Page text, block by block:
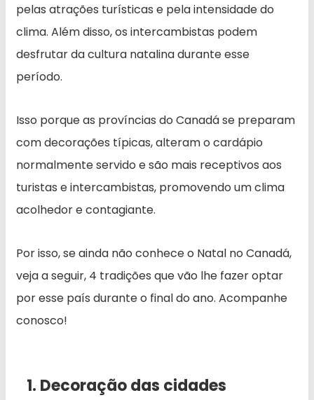
pelas atrações turísticas e pela intensidade do
clima. Além disso, os intercambistas podem
desfrutar da cultura natalina durante esse
período.
Isso porque as províncias do Canadá se preparam
com decorações típicas, alteram o cardápio
normalmente servido e são mais receptivos aos
turistas e intercambistas, promovendo um clima
acolhedor e contagiante.
Por isso, se ainda não conhece o Natal no Canadá,
veja a seguir, 4 tradições que vão lhe fazer optar
por esse país durante o final do ano. Acompanhe
conosco!
1. Decoração das cidades